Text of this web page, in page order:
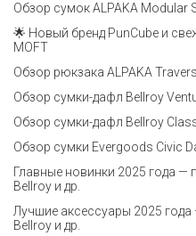
Обзор сумок ALPAKA Modular
🌟 Новый бренд PunCube и
MOFT
Обзор рюкзака ALPAKA
Обзор сумки-дафл Bellroy
Обзор сумки-дафл Bellroy
Обзор сумки Evergoods Civic
Главные новинки 2025 года —
Bellroy и др.
Лучшие аксессуары 2025 года
Bellroy и др.